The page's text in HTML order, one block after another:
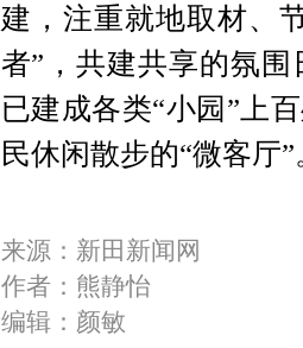
建，注重就地取材、
者”，共建共享的氛
已建成各类“小园”上
民休闲散步的“微客厅”
来源：新田新闻网
作者：熊静怡
编辑：颜敏